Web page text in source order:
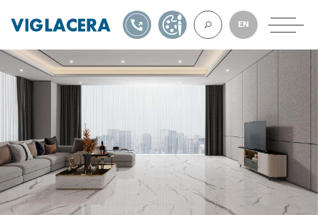
VỀ CHÚNG
GẠCH ỐP LÁT
BÊ TÔNG KHÍ
EN
1900561582TỰ THIẾT KẾ